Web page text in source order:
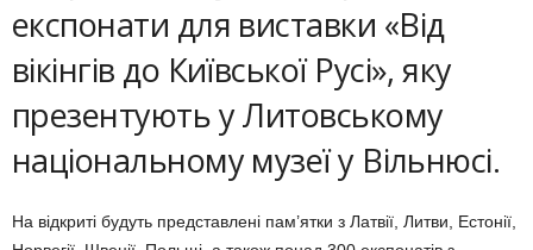
експонати для виставки «Від
вікінгів до Київської Русі», яку
презентують у Литовському
національному музеї у Вільнюсі.
На відкриті будуть представлені пам’ятки з Латвії, Литви, Естонії,